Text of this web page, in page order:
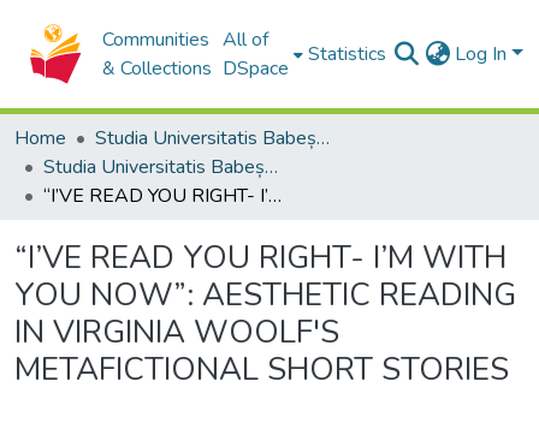
Communities
& Collections
All of
DSpace
Statistics Log In
Home
Studia Universitatis Babeș-Bolyai Collection
Studia Universitatis Babeș-Bolyai Philologia
“I’VE READ YOU RIGHT- I’M WITH YOU NOW”: AESTHETIC READING IN VIRGINIA WOOLF'S METAFICTIONAL SHORT STORIES
“I’VE READ YOU RIGHT- I’M WITH
YOU NOW”: AESTHETIC READING
IN VIRGINIA WOOLF'S
METAFICTIONAL SHORT STORIES